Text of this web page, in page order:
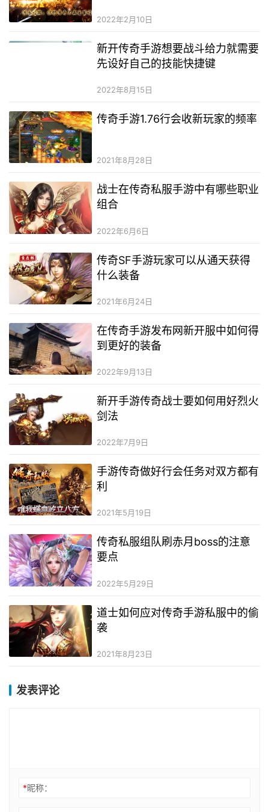
2022年2月10日
新开传奇手游想要战斗给力就需要
先设好自己的技能快捷键
2022年8月15日
传奇手游1.76行会收新玩家的频率
2021年8月28日
战士在传奇私服手游中有哪些职业
组合
2022年6月6日
传奇SF手游玩家可以从通天获得
什么装备
2021年6月24日
在传奇手游发布网新开服中如何得
到更好的装备
2022年9月13日
新开手游传奇战士要如何用好烈火
剑法
2022年7月9日
手游传奇做好行会任务对双方都有
利
2021年5月19日
传奇私服组队刷赤月boss的注意
要点
2022年5月29日
道士如何应对传奇手游私服中的偷
袭
2021年8月23日
发表评论
*昵称：